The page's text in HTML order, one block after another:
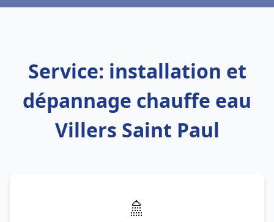
Service: installation et
dépannage chauffe eau
Villers Saint Paul
🚿